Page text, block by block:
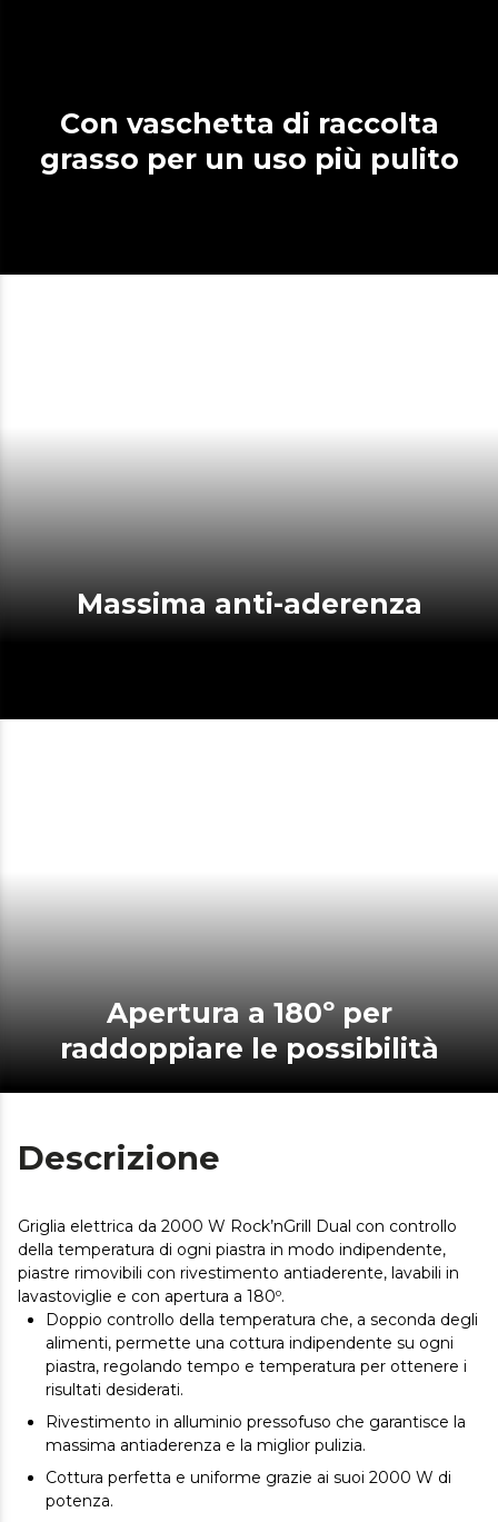
Con vaschetta di raccolta
grasso per un uso più pulito
Massima anti-aderenza
Apertura a 180º per
raddoppiare le possibilità
Descrizione
Griglia elettrica da 2000 W Rock’nGrill Dual con controllo
della temperatura di ogni piastra in modo indipendente,
piastre rimovibili con rivestimento antiaderente, lavabili in
lavastoviglie e con apertura a 180º.
Doppio controllo della temperatura che, a seconda degli
alimenti, permette una cottura indipendente su ogni
piastra, regolando tempo e temperatura per ottenere i
risultati desiderati.
Rivestimento in alluminio pressofuso che garantisce la
massima antiaderenza e la miglior pulizia.
Cottura perfetta e uniforme grazie ai suoi 2000 W di
potenza.